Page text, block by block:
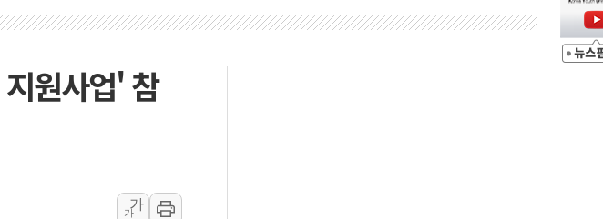
쇼크에 금리 인상 우려 후퇴…나스닥 선물 1%대 상승
국, 공동방위협정 체결
...아틀라시안·클라우드플레어·태양광주↑ VS 트레이드데스크·웬디스↓
국 다음 100년 밑거름…수도권 집중 완화 전환점"
원사업' 참
가
가